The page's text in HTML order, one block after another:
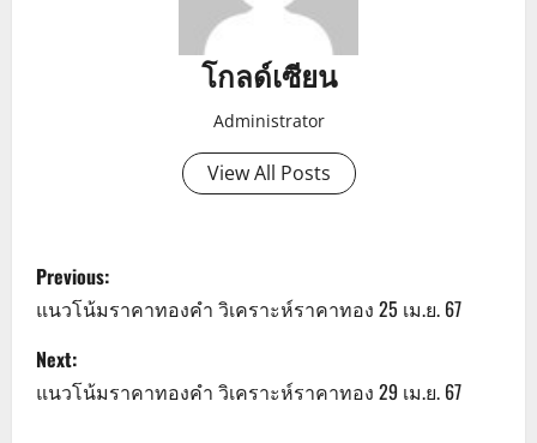
โกลด์เซียน
Administrator
View All Posts
P
o
s
t
Previous:
แนวโน้มราคาทองคำ วิเคราะห์ราคาทอง 25 เม.ย. 67
Next:
แนวโน้มราคาทองคำ วิเคราะห์ราคาทอง 29 เม.ย. 67